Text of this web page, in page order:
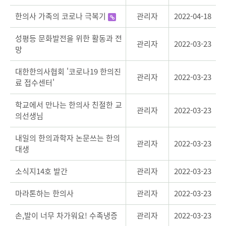
한의사 가족의 코로나 극복기 관리자
2022-04-18
성평등 문화발전을 위한 활동과 전
망
관리자 2022-03-23
대한한의사협회 '코로나19 한의진
료 접수센터'
관리자 2022-03-23
학교에서 만나는 한의사 친절한 교
의선생님
관리자 2022-03-23
내일의 한의과학자 논문쓰는 한의
대생
관리자 2022-03-23
소식지14호 발간 관리자
2022-03-23
마라톤하는 한의사
관리자
2022-03-23
손,발이 너무 차가워요! 수족냉증
관리자
2022-03-23